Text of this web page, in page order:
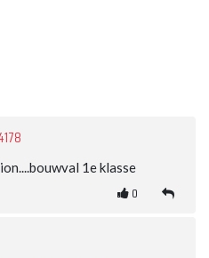
1e klasse
0